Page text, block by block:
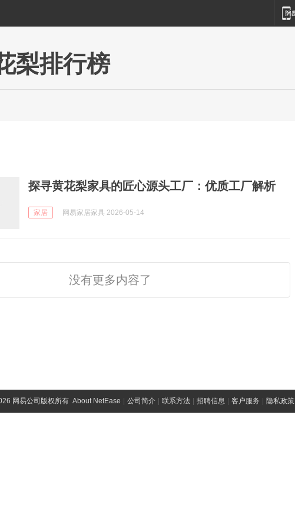
梨排行榜
探寻黄花梨家具的匠心源头工厂：优质工厂解析
家居 网易家居家具 2026-05-14
没有更多内容了
网易公司版权所有 About NetEase 公司简介 联系方法 招聘信息 客户服务 隐私政策